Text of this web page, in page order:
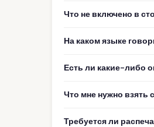
Что не включено в
На каком языке
Есть ли какие-либо
Что мне нужно взять
Требуется ли